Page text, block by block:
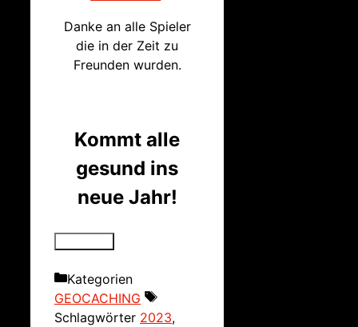
Danke an alle Spieler
die in der Zeit zu
Freunden wurden.
Kommt alle
gesund ins
neue Jahr!
Kategorien
GEOCACHING
Schlagwörter 2023,